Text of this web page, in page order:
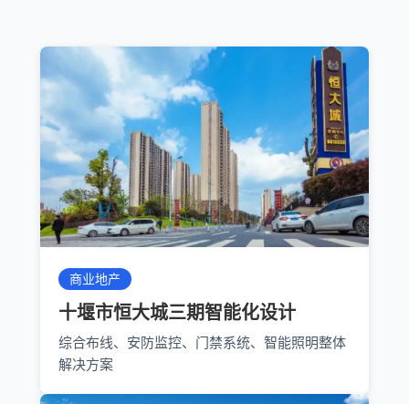
商业地产
十堰市恒大城三期智能化设计
综合布线、安防监控、门禁系统、智能照明整体
解决方案